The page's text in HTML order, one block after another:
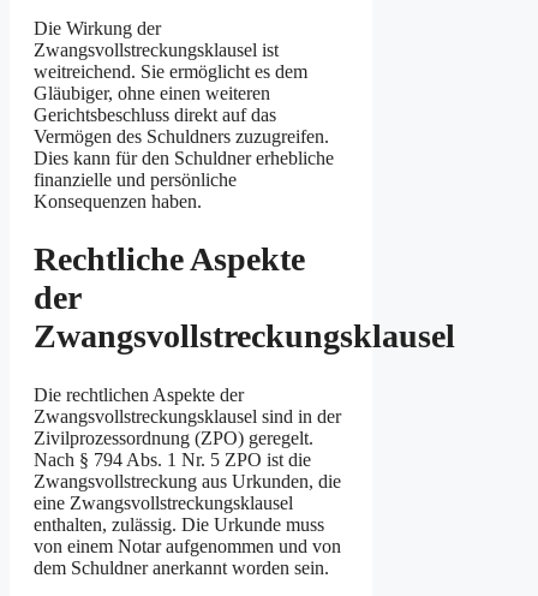
Die Wirkung der
Zwangsvollstreckungsklausel ist
weitreichend. Sie ermöglicht es dem
Gläubiger, ohne einen weiteren
Gerichtsbeschluss direkt auf das
Vermögen des Schuldners zuzugreifen.
Dies kann für den Schuldner erhebliche
finanzielle und persönliche
Konsequenzen haben.
Rechtliche Aspekte
der
Zwangsvollstreckungsklausel
Die rechtlichen Aspekte der
Zwangsvollstreckungsklausel sind in der
Zivilprozessordnung (ZPO) geregelt.
Nach § 794 Abs. 1 Nr. 5 ZPO ist die
Zwangsvollstreckung aus Urkunden, die
eine Zwangsvollstreckungsklausel
enthalten, zulässig. Die Urkunde muss
von einem Notar aufgenommen und von
dem Schuldner anerkannt worden sein.